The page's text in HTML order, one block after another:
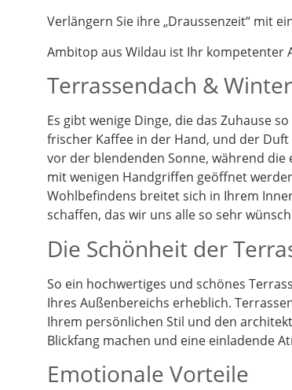
Verlängern Sie ihre „Draussenzeit“ mit
Ambitop aus Wildau ist Ihr kompetenter
Terrassendach &
Es gibt wenige Dinge, die das Zuhause
frischer Kaffee in der Hand, und der
vor der blendenden Sonne, während
mit wenigen Handgriffen geöffnet
Wohlbefindens breitet sich in Ihrem
schaffen, das wir uns alle so sehr
Die Schönheit der
So ein hochwertiges und schönes
Ihres Außenbereichs erheblich.
Ihrem persönlichen Stil und den
Blickfang machen und eine einladende
Emotionale Vorteile